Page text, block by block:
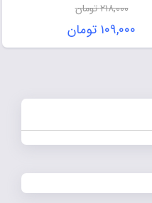
۲۱۸,۰۰۰تومان
۱۰۹,۰۰۰ تومان